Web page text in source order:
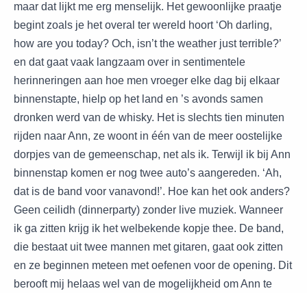
maar dat lijkt me erg menselijk. Het gewoonlijke praatje
begint zoals je het overal ter wereld hoort ‘Oh darling,
how are you today? Och, isn’t the weather just terrible?’
en dat gaat vaak langzaam over in sentimentele
herinneringen aan hoe men vroeger elke dag bij elkaar
binnenstapte, hielp op het land en ’s avonds samen
dronken werd van de whisky. Het is slechts tien minuten
rijden naar Ann, ze woont in één van de meer oostelijke
dorpjes van de gemeenschap, net als ik. Terwijl ik bij Ann
binnenstap komen er nog twee auto’s aangereden. ‘Ah,
dat is de band voor vanavond!’. Hoe kan het ook anders?
Geen ceilidh (dinnerparty) zonder live muziek. Wanneer
ik ga zitten krijg ik het welbekende kopje thee. De band,
die bestaat uit twee mannen met gitaren, gaat ook zitten
en ze beginnen meteen met oefenen voor de opening. Dit
berooft mij helaas wel van de mogelijkheid om Ann te